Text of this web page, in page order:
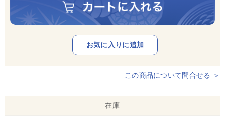
この商品について問合せる ＞
在庫